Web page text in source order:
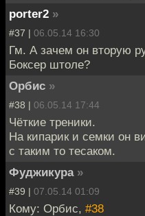
porter2 »
#37 | 06.05.14 16:30
Гм. А зачем он вторую
Боксер штоле?
Орбис »
#38 | 06.05.14 17:44
Чёткие треники.
На кипарик и семки он
с таким то тесаком.
Фуджикура »
#39 | 07.05.14 01:09
Кому: Орбис, #38